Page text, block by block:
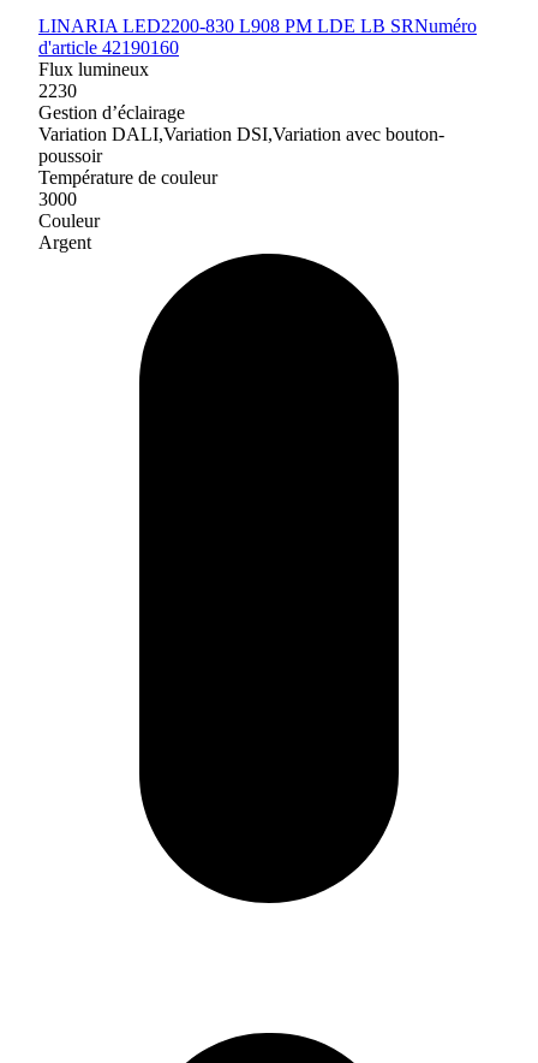
LINARIA LED2200-830 L908 PM LDE LB SRNuméro
d'article 42190160
Flux lumineux
2230
Gestion d’éclairage
Variation DALI,Variation DSI,Variation avec bouton-
poussoir
Température de couleur
3000
Couleur
Argent